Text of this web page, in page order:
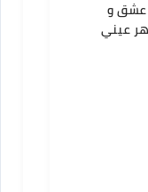
عشق و
عيني